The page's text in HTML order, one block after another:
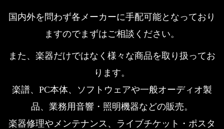
国内外を問わず各メーカーに手配可能となっており
ますのでまずはご相談ください。
また、楽器だけではなく様々な商品を取り扱ってお
ります。
楽譜、PC本体、ソフトウェアや一般オーディオ製
品、業務用音響・照明機器などの販売。
楽器修理やメンテナンス、ライブチケット・ポスタ